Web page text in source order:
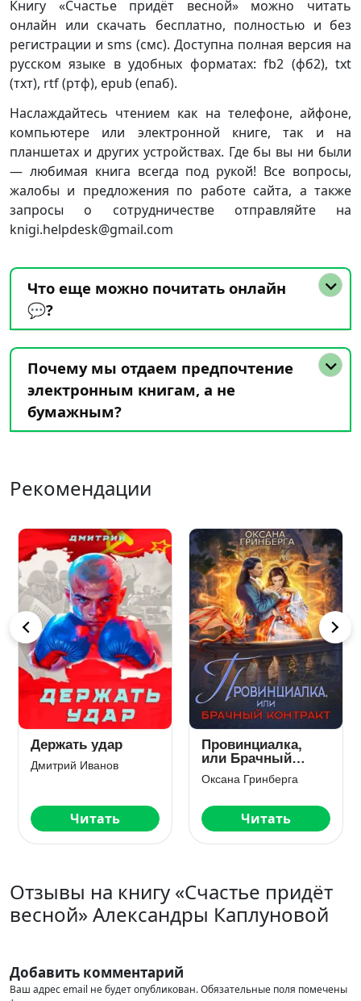
Книгу «Счастье придёт весной» можно читать
онлайн или скачать бесплатно, полностью и без
регистрации и sms (смс). Доступна полная версия на
русском языке в удобных форматах: fb2 (фб2), txt
(тхт), rtf (ртф), epub (епаб).
Наслаждайтесь чтением как на телефоне, айфоне,
компьютере или электронной книге, так и на
планшетах и других устройствах. Где бы вы ни были
— любимая книга всегда под рукой! Все вопросы,
жалобы и предложения по работе сайта, а также
запросы о сотрудничестве отправляйте на
knigi.helpdesk@gmail.com
Что еще можно почитать онлайн
💬?
Почему мы отдаем предпочтение
электронным книгам, а не
бумажным?
Рекомендации
Держать удар
Дмитрий Иванов
Читать
Провинциалка,
или Брачный
Контракт
Оксана Гринберга
Читать
Отзывы на книгу «Счастье придёт
весной» Александры Каплуновой
Добавить комментарий
Ваш адрес email не будет опубликован.Обязательные поля помечены